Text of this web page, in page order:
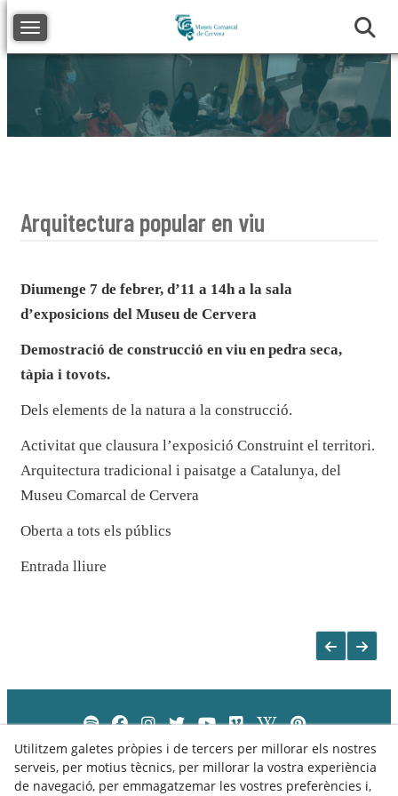
Toggle navigation
Arquitectura popular en viu
Diumenge 7 de febrer, d’11 a 14h a la sala
d’exposicions del Museu de Cervera
Demostració de construcció en viu en pedra seca,
tàpia i tovots.
Dels elements de la natura a la construcció.
Activitat que clausura l’exposició Construint el territori.
Arquitectura tradicional i paisatge a Catalunya, del
Museu Comarcal de Cervera
Oberta a tots els públics
Entrada lliure
Utilitzem galetes pròpies i de tercers per millorar els nostres
serveis, per motius tècnics, per millorar la vostra experiència
de navegació, per emmagatzemar les vostres preferències i,